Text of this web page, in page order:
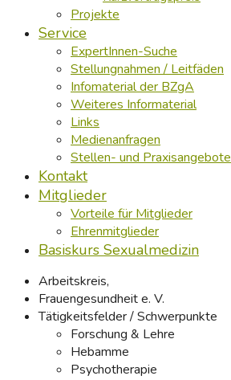
Projekte
Service
ExpertInnen-Suche
Stellungnahmen / Leitfäden
Infomaterial der BZgA
Weiteres Informaterial
Links
Medienanfragen
Stellen- und Praxisangebote
Kontakt
Mitglieder
Vorteile für Mitglieder
Ehrenmitglieder
Basiskurs Sexualmedizin
Arbeitskreis,
Frauengesundheit e. V.
Tätigkeitsfelder / Schwerpunkte
Forschung & Lehre
Hebamme
Psychotherapie